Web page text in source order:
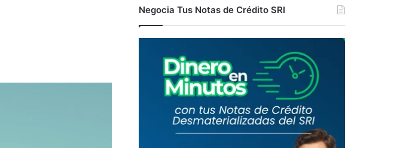
Negocia Tus Notas de Crédito SRI